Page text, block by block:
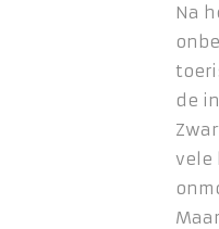
Na
de
vele